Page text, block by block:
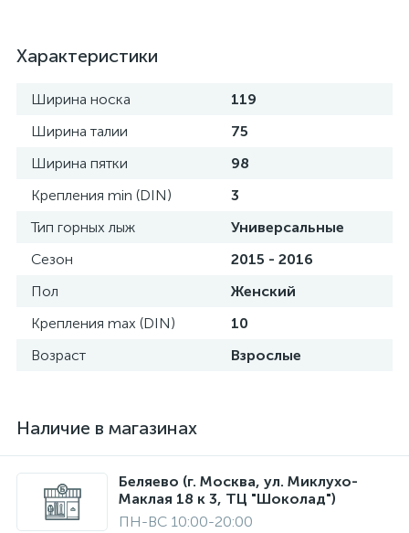
Характеристики
Ширина носка
119
Ширина талии
75
Ширина пятки
98
Крепления min (DIN)
3
Тип горных лыж
Универсальные
Сезон
2015 - 2016
Пол
Женский
Крепления max (DIN)
10
Возраст
Взрослые
Наличие в магазинах
Беляево (г. Москва, ул. Миклухо-
Маклая 18 к 3, ТЦ "Шоколад")
ПН-ВС 10:00-20:00